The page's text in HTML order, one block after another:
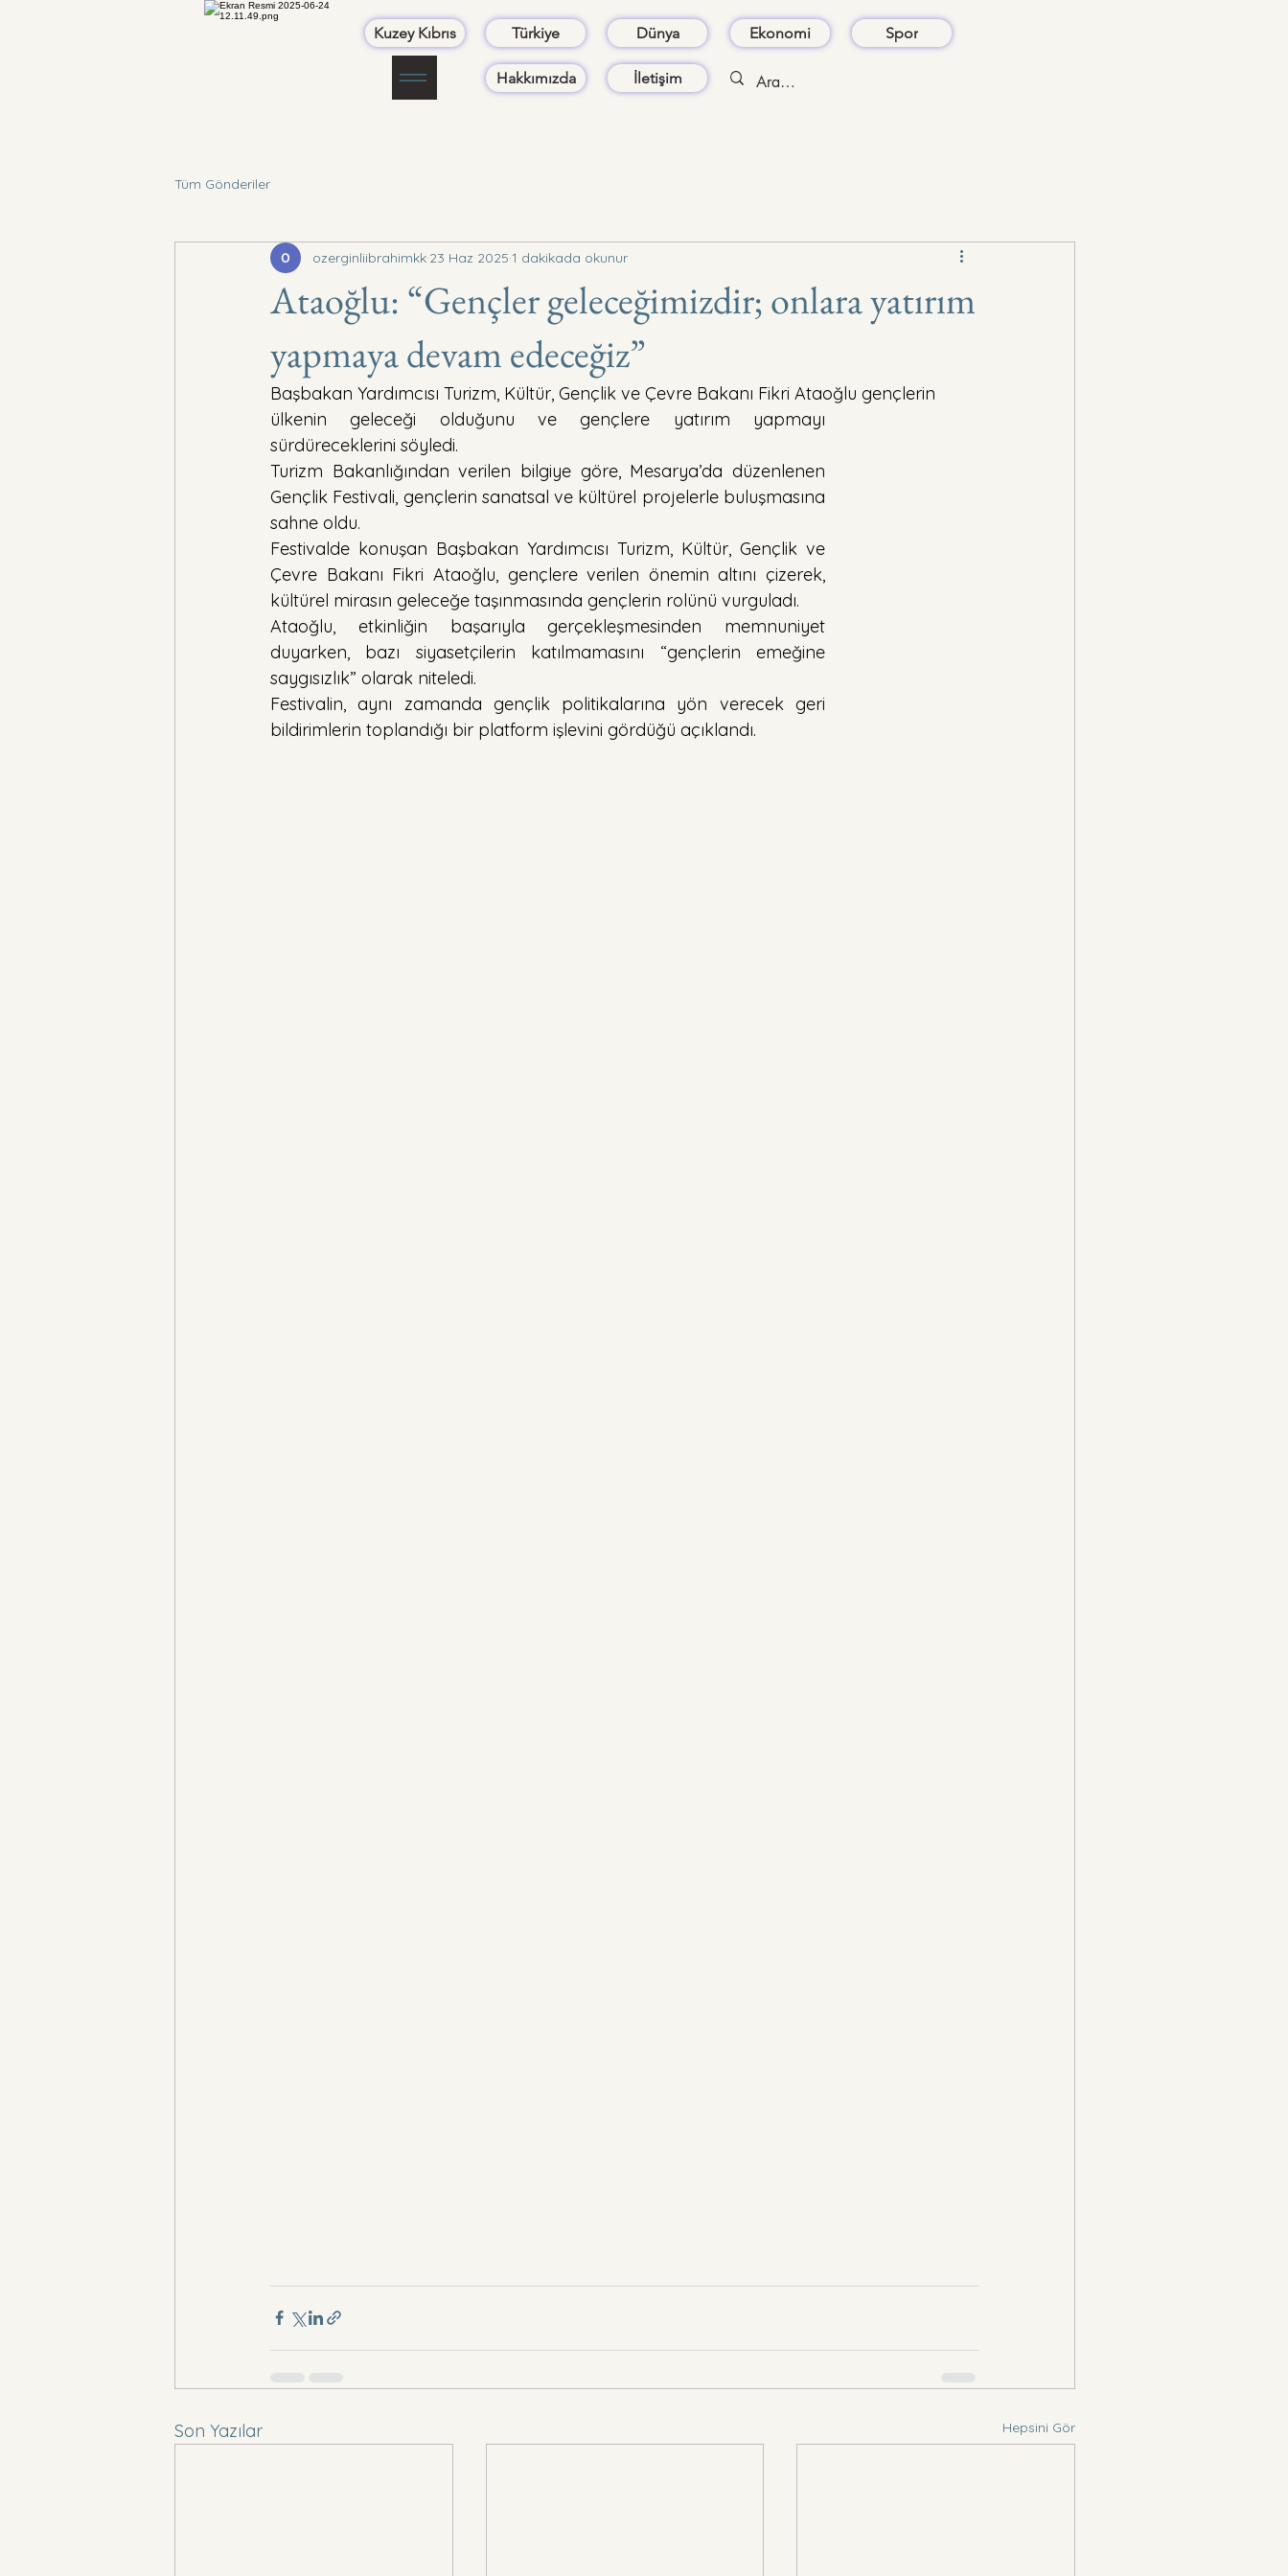
Kuzey Kıbrıs Türkiye
Hakkımızda
Dünya
İletişim
Ekonomi Spor
Tüm Gönderiler
Ataoğlu: “Gençler geleceğimizdir; onlara yatırım
yapmaya devam edeceğiz”
ozerginliibrahimkk 23 Haz 2025 1 dakikada okunur
Başbakan Yardımcısı Turizm, Kültür, Gençlik ve Çevre Bakanı Fikri Ataoğlu gençlerin
ülkenin geleceği olduğunu ve gençlere yatırım yapmayı
sürdüreceklerini söyledi.
Turizm Bakanlığından verilen bilgiye göre, Mesarya’da düzenlenen
Gençlik Festivali, gençlerin sanatsal ve kültürel projelerle buluşmasına
sahne oldu.
Festivalde konuşan Başbakan Yardımcısı Turizm, Kültür, Gençlik ve
Çevre Bakanı Fikri Ataoğlu, gençlere verilen önemin altını çizerek,
kültürel mirasın geleceğe taşınmasında gençlerin rolünü vurguladı.
Ataoğlu, etkinliğin başarıyla gerçekleşmesinden memnuniyet
duyarken, bazı siyasetçilerin katılmamasını “gençlerin emeğine
saygısızlık” olarak niteledi.
Festivalin, aynı zamanda gençlik politikalarına yön verecek geri
bildirimlerin toplandığı bir platform işlevini gördüğü açıklandı.
Son Yazılar Hepsini Gör